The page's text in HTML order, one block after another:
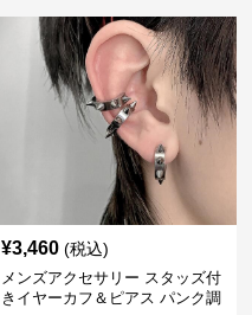
¥3,460 (税込)
メンズアクセサリー スタッズ付
きイヤーカフ＆ピアス パンク調